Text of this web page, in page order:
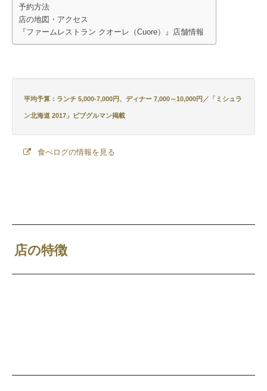
予約方法
店の地図・アクセス
『ファームレストラン クオーレ（Cuore）』店舗情報
平均予算：ランチ 5,000-7,000円、ディナー 7,000～10,000円／ 「ミシュラ
ン北海道 2017」 ビブグルマン掲載
食べログの情報を見る
店の特徴